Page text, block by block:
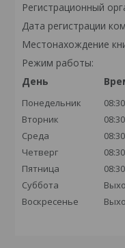
Регистрационный
Дата регистрации
Местонахождение
Режим работы:
День
Понедельник
Вторник
Среда
Четверг
Пятница
Суббота
Воскресенье